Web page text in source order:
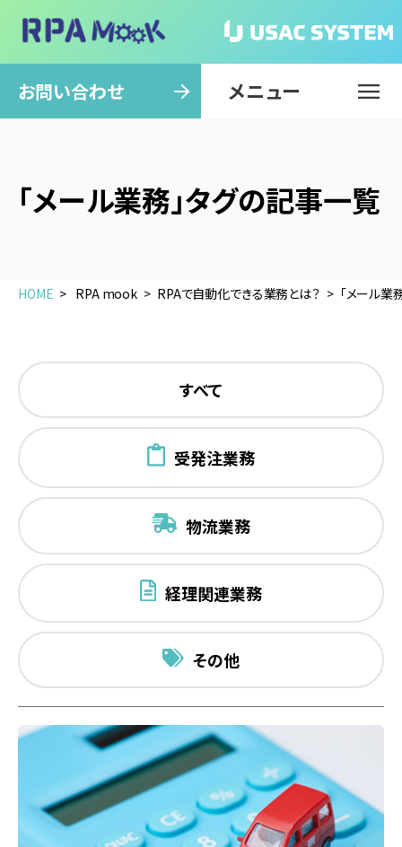
お問い合わせ メニュー
閉じる
「メール業務」タグの記事一覧
HOME RPA mook RPAで自動化できる業務とは？ 「メール業
すべて
受発注業務
物流業務
経理関連業務
その他